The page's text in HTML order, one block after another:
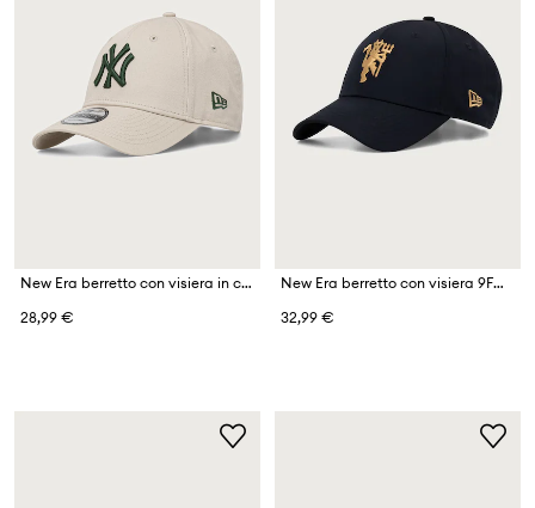
New Era berretto con visiera in cotone LEAGUE ESSENTIAL 9FORTY®
28,99 €
New Era berretto con visiera 9FORTY® MANCHESTER UNITED FC
32,99 €